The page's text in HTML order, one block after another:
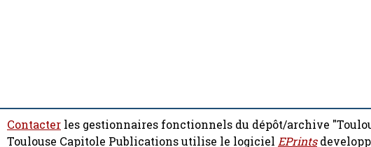
Contacter les gestionnaires fonctionnels du dépôt/archive
Toulouse Capitole Publications utilise le logiciel EPrints